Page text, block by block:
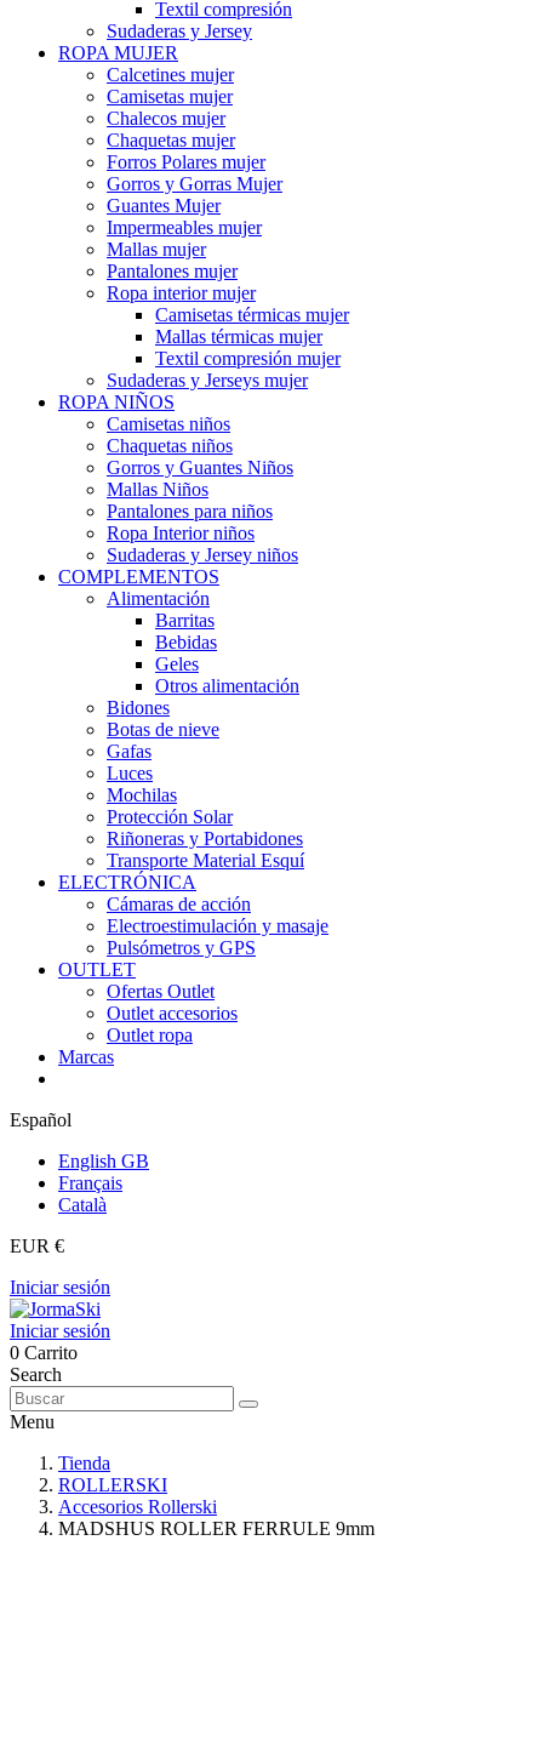
Textil compresión
Sudaderas y Jersey
ROPA MUJER
Calcetines mujer
Camisetas mujer
Chalecos mujer
Chaquetas mujer
Forros Polares mujer
Gorros y Gorras Mujer
Guantes Mujer
Impermeables mujer
Mallas mujer
Pantalones mujer
Ropa interior mujer
Camisetas térmicas mujer
Mallas térmicas mujer
Textil compresión mujer
Sudaderas y Jerseys mujer
ROPA NIÑOS
Camisetas niños
Chaquetas niños
Gorros y Guantes Niños
Mallas Niños
Pantalones para niños
Ropa Interior niños
Sudaderas y Jersey niños
COMPLEMENTOS
Alimentación
Barritas
Bebidas
Geles
Otros alimentación
Bidones
Botas de nieve
Gafas
Luces
Mochilas
Protección Solar
Riñoneras y Portabidones
Transporte Material Esquí
ELECTRÓNICA
Cámaras de acción
Electroestimulación y masaje
Pulsómetros y GPS
OUTLET
Ofertas Outlet
Outlet accesorios
Outlet ropa
Marcas
Español
English GB
Français
Català
EUR €
Iniciar sesión
Iniciar sesión
0 Carrito
Search
Menu
Tienda
ROLLERSKI
Accesorios Rollerski
MADSHUS ROLLER FERRULE 9mm